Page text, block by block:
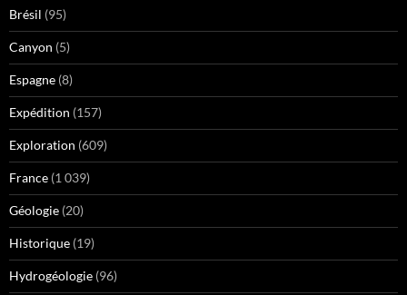
Brésil (95)
Canyon (5)
Espagne (8)
Expédition (157)
Exploration (609)
France (1 039)
Géologie (20)
Historique (19)
Hydrogéologie (96)